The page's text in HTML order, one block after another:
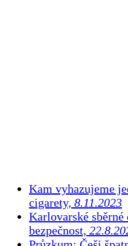
Kam vyhazujeme
cigarety, 8.11.2023
Karlovarské
bezpečnost,